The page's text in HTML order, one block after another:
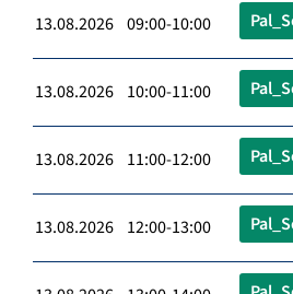
13.08.2026 09:00-10:00
13.08.2026 10:00-11:00
13.08.2026 11:00-12:00
13.08.2026 12:00-13:00